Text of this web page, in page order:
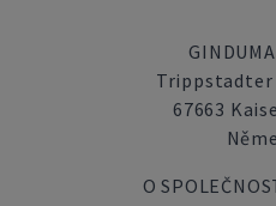
Trippstadter
67663
O